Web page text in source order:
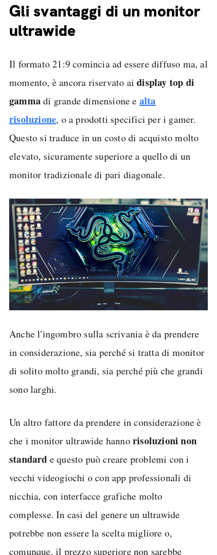
Gli svantaggi di un monitor
ultrawide
Il formato 21:9 comincia ad essere diffuso ma, al
momento, è ancora riservato aidisplay top di
gammadi grande dimensione e alta
risoluzione, o a prodotti specifici per i gamer.
Questo si traduce in un costo di acquisto molto
elevato, sicuramente superiore a quello di un
monitor tradizionale di pari diagonale.
Anche l'ingombro sulla scrivania è da prendere
in considerazione, sia perché si tratta di monitor
di solito molto grandi, sia perché più che grandi
sono larghi.
Un altro fattore da prendere in considerazione è
che i monitor ultrawide hannorisoluzioni non
standard e questo può creare problemi con i
vecchi videogiochi o con app professionali di
nicchia, con interfacce grafiche molto
complesse. In casi del genere un ultrawide
potrebbe non essere la scelta migliore o,
comunque, il prezzo superiore non sarebbe